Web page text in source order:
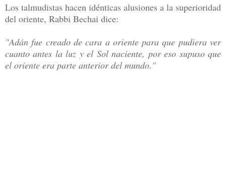
Los talmudistas hacen idénticas alusiones a la superioridad
del oriente, Rabbi Bechai dice:
"Adán fue creado de cara a oriente para que pudiera ver
cuanto antes la luz y el Sol naciente, por eso supuso que
el oriente era parte anterior del mundo."